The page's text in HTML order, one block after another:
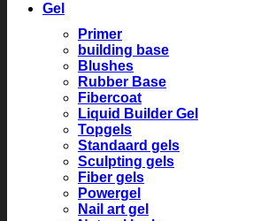
Gel
Primer
building base
Blushes
Rubber Base
Fibercoat
Liquid Builder Gel
Topgels
Standaard gels
Sculpting gels
Fiber gels
Powergel
Nail art gel